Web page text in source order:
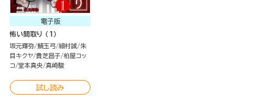
電子版
怖い間取り （1）
坂元輝弥 鯖玉弓 細村誠 朱
目キクヤ 貴芝昌子 柏屋コッ
コ 堂本真央 真崎駿
試し読み